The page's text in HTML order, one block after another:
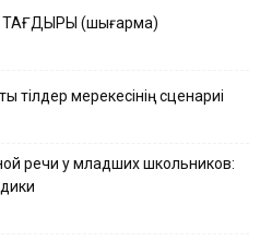
(шығарма)
мерекесінің сценариі
речи у младших школьников: